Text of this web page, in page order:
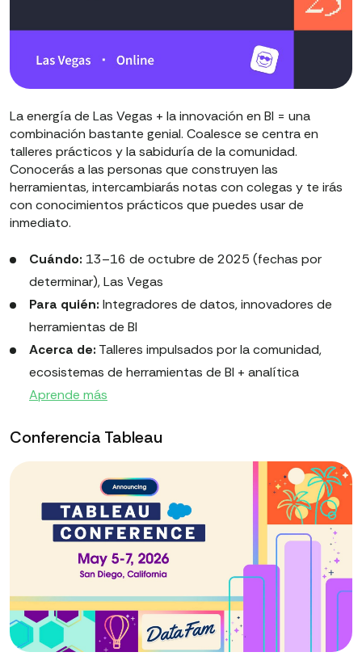
La energía de Las Vegas + la innovación en BI = una
combinación bastante genial. Coalesce se centra en
talleres prácticos y la sabiduría de la comunidad.
Conocerás a las personas que construyen las
herramientas, intercambiarás notas con colegas y te irás
con conocimientos prácticos que puedes usar de
inmediato.
Cuándo: 13–16 de octubre de 2025 (fechas por
determinar), Las Vegas
Para quién: Integradores de datos, innovadores de
herramientas de BI
Acerca de: Talleres impulsados por la comunidad,
ecosistemas de herramientas de BI + analítica
Aprende más
Conferencia Tableau